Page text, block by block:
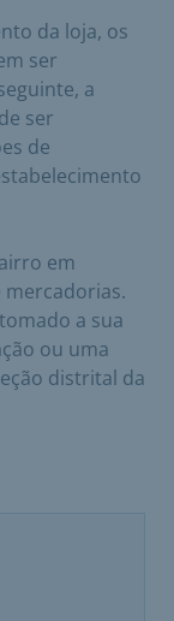
da loja, os
ser
a
ser
de
em
mercadorias.
a sua
ou uma
distrital da